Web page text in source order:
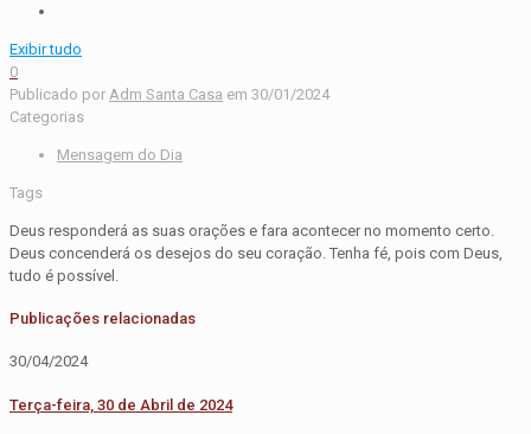
Exibir tudo
0
Publicado por Adm Santa Casa em 30/01/2024
Categorias
Mensagem do Dia
Tags
Deus responderá as suas orações e fara acontecer no momento certo.
Deus concenderá os desejos do seu coração. Tenha fé, pois com Deus,
tudo é possível.
Publicações relacionadas
30/04/2024
Terça-feira, 30 de Abril de 2024